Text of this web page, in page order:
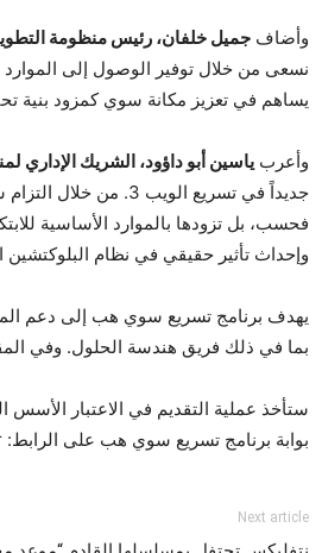
وأضاف جميل خلفان، رئيس منظومة
نسعى من خلال توفير الوصول إلى
يساهم في تعزيز مكانة سوي كمزود بنية
وأعرب ياسين أبو داؤود، الشريك الإداري
فحسب، بل تزودها بالموارد الأساسية
وإحداث تأثير حقيقي في نظام البلوكتشين
يهدف برنامج تسريع سوي هب إلى دعم
بما في ذلك فريق هندسة الحلول. وفي
ستأخذ عملية التقديم في الاعتبار
بوابة برنامج تسريع سوي هب على الرابط: suihub.org/accelerator
Next article